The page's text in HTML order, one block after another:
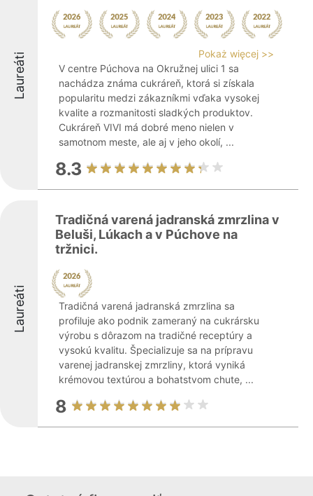
Laureáti
Pokaż więcej >>
V centre Púchova na Okružnej ulici 1 sa
nachádza známa cukráreň, ktorá si získala
popularitu medzi zákazníkmi vďaka vysokej
kvalite a rozmanitosti sladkých produktov.
Cukráreň VIVI má dobré meno nielen v
samotnom meste, ale aj v jeho okolí, ...
8.3
Laureáti
Tradičná varená jadranská zmrzlina v
Beluši, Lúkach a v Púchove na
tržnici.
Tradičná varená jadranská zmrzlina sa
profiluje ako podnik zameraný na cukrársku
výrobu s dôrazom na tradičné receptúry a
vysokú kvalitu. Špecializuje sa na prípravu
varenej jadranskej zmrzliny, ktorá vyniká
krémovou textúrou a bohatstvom chute, ...
8